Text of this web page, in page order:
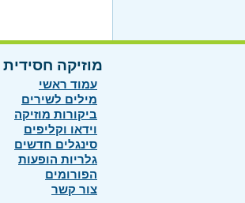
מוזיקה חסידית
עמוד ראשי
מילים לשירים
ביקורות מוזיקה
וידאו וקליפים
סינגלים חדשים
גלריות הופעות
הפורומים
צור קשר